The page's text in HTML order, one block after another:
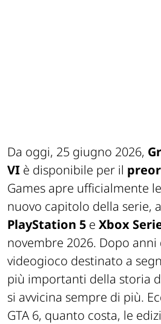
Da oggi, 25 giugno 2026,
VI è disponibile per il
Games apre ufficialmente
nuovo capitolo della serie,
PlayStation 5 e Xbox
novembre 2026. Dopo anni
videogioco destinato a
più importanti della storia
si avvicina sempre di più.
GTA 6, quanto costa, le